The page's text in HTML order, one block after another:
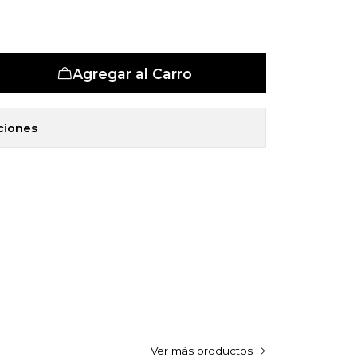
5 Zonas
Agregar al Carro
Ver más productos